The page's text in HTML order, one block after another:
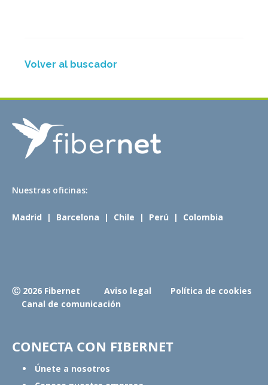
Volver al buscador
Nuestras oficinas:
Madrid | Barcelona | Chile | Perú | Colombia
Ⓒ 2026 Fibernet Aviso legal
Política de cookies
Canal de comunicación
CONECTA CON FIBERNET
Únete a nosotros